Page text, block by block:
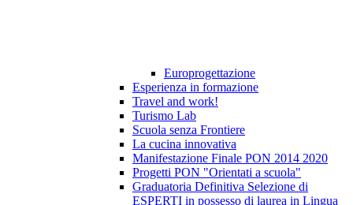
Europrogettazione
Esperienza in formazione
Travel and work!
Turismo Lab
Scuola senza Frontiere
La cucina innovativa
Manifestazione Finale PON 2014 2020
Progetti PON "Orientati a scuola"
Graduatoria Definitiva Selezione di
ESPERTI in possesso di laurea in Lingua